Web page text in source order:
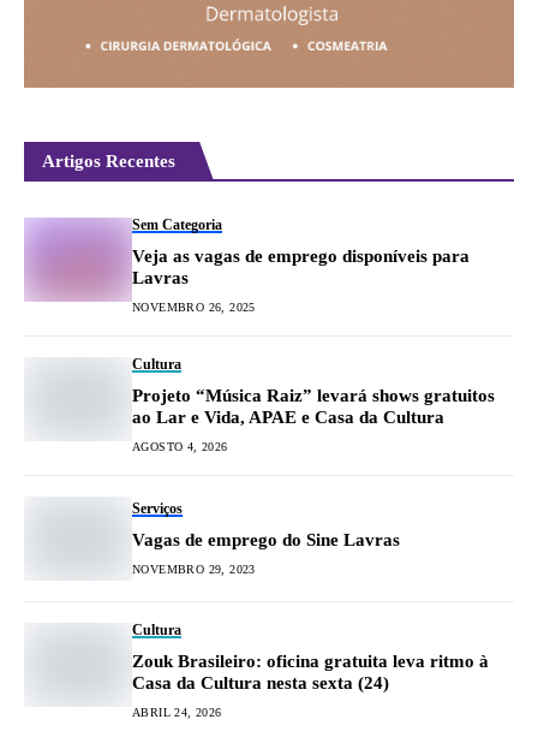
Artigos Recentes
Sem Categoria
Veja as vagas de emprego disponíveis para
Lavras
NOVEMBRO 26, 2025
Cultura
Projeto “Música Raiz” levará shows gratuitos
ao Lar e Vida, APAE e Casa da Cultura
AGOSTO 4, 2026
Serviços
Vagas de emprego do Sine Lavras
NOVEMBRO 29, 2023
Cultura
Zouk Brasileiro: oficina gratuita leva ritmo à
Casa da Cultura nesta sexta (24)
ABRIL 24, 2026